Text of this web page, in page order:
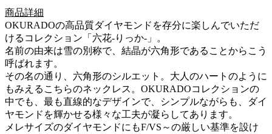
商品詳細
OKURADOの高品質ダイヤモンドを存分に楽しんでいただ
けるコレクション「六花-りっか-」。
名前の由来は雪の別称で、結晶が六角形であることからこう
呼ばれます。
その名の通り、六角形のシルエット。大人のハートのように
もみえるこちらのネックレス。OKURADOコレクションの
中でも、最も直線的なデザインで、シンプルながらも、ダイ
ヤモンドを輝かせる様々な工夫が凝らしてあります。
メレサイズのダイヤモンドにもF/VS～の厳しい基準を設け